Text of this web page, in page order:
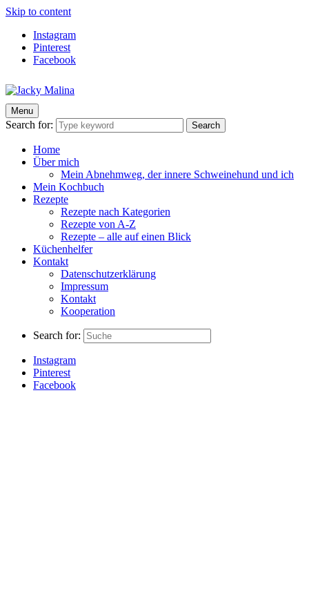
Skip to content
Instagram
Pinterest
Facebook
Jacky Malina
Der Food Blog mit einfachen und schnellen Rezepten
Menu
Search for: Search
Home
Über mich
Mein Abnehmweg, der innere Schweinehund und ich
Mein Kochbuch
Rezepte
Rezepte nach Kategorien
Rezepte von A-Z
Rezepte – alle auf einen Blick
Küchenhelfer
Kontakt
Datenschutzerklärung
Impressum
Kontakt
Kooperation
Search for:
Instagram
Pinterest
Facebook